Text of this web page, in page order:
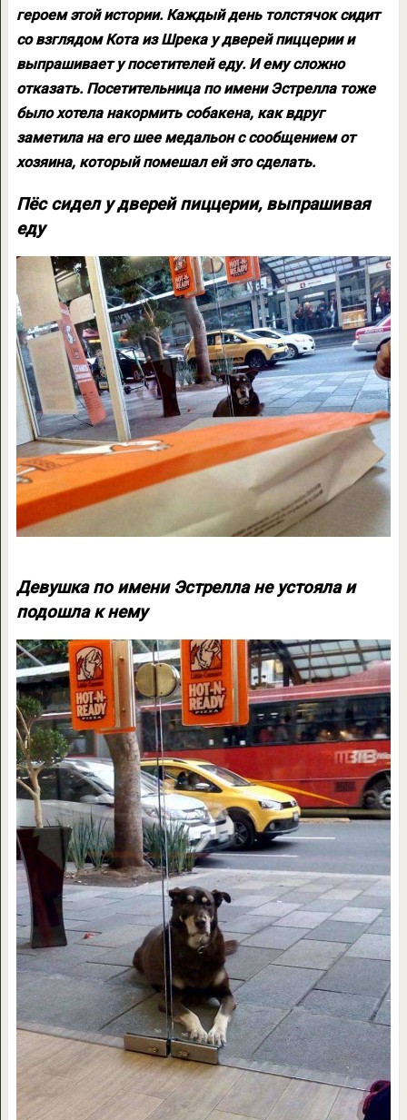
героем этой истории. Каждый день толстячок сидит
со взглядом Кота из Шрека у дверей пиццерии и
выпрашивает у посетителей еду. И ему сложно
отказать. Посетительница по имени Эстрелла тоже
было хотела накормить собакена, как вдруг
заметила на его шее медальон с сообщением от
хозяина, который помешал ей это сделать.
Пёс сидел у дверей пиццерии, выпрашивая
еду
Девушка по имени Эстрелла не устояла и
подошла к нему